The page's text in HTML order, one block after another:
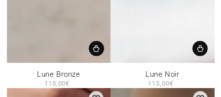
Lune Bronze
Prix
normal
115,00€
Lune Noir
Prix
115,00€